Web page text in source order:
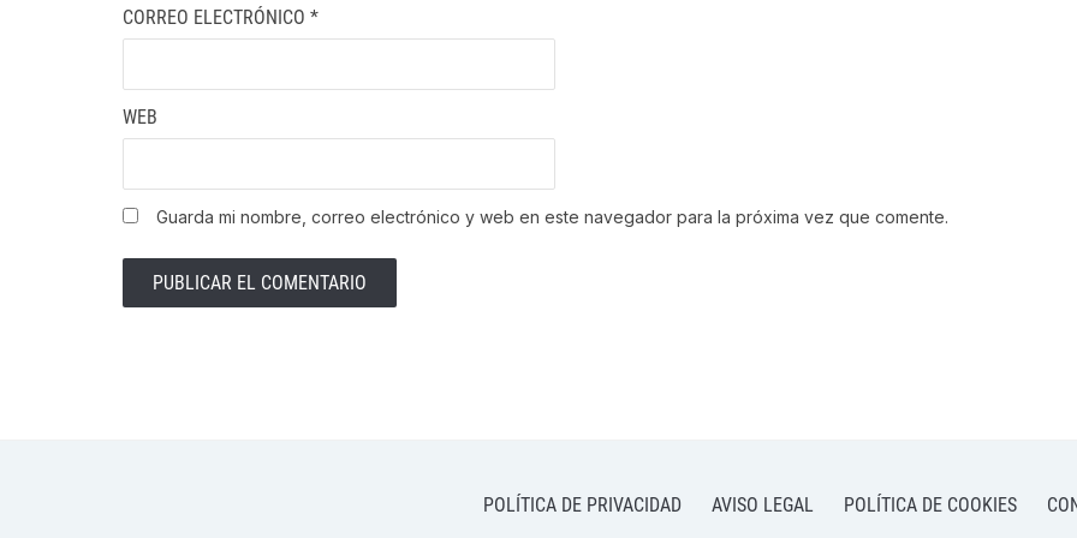
CORREO ELECTRÓNICO *
WEB
Guarda mi nombre, correo electrónico y web en este navegador para la próxima vez que comente.
POLÍTICA DE PRIVACIDAD AVISO LEGAL POLÍTICA DE COOKIES